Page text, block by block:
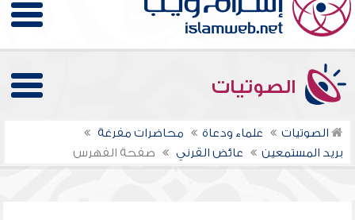
الصوتيات
الصوتيات علماء ودعاة
محاضرات مفرغة
بريد المستمعين
عائض القرني صفحة الفهرس